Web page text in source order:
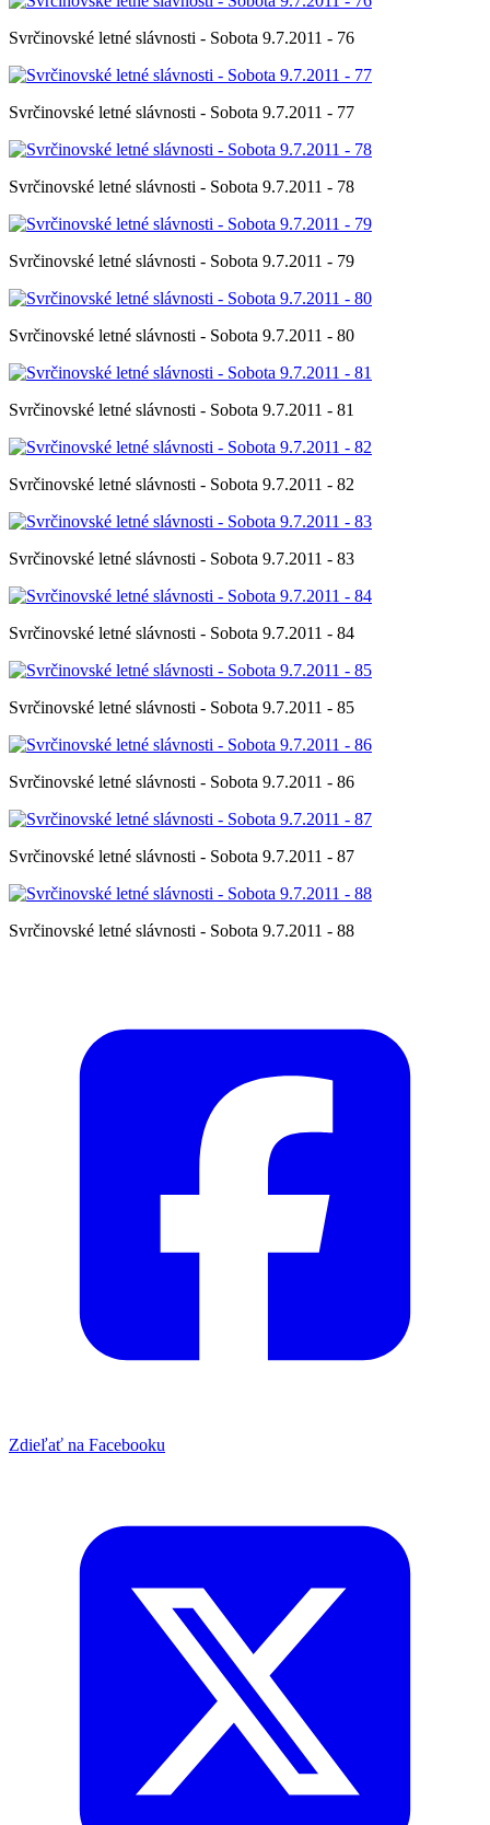
Svrčinovské letné slávnosti - Sobota 9.7.2011 - 76
Svrčinovské letné slávnosti - Sobota 9.7.2011 - 77
Svrčinovské letné slávnosti - Sobota 9.7.2011 - 78
Svrčinovské letné slávnosti - Sobota 9.7.2011 - 79
Svrčinovské letné slávnosti - Sobota 9.7.2011 - 80
Svrčinovské letné slávnosti - Sobota 9.7.2011 - 81
Svrčinovské letné slávnosti - Sobota 9.7.2011 - 82
Svrčinovské letné slávnosti - Sobota 9.7.2011 - 83
Svrčinovské letné slávnosti - Sobota 9.7.2011 - 84
Svrčinovské letné slávnosti - Sobota 9.7.2011 - 85
Svrčinovské letné slávnosti - Sobota 9.7.2011 - 86
Svrčinovské letné slávnosti - Sobota 9.7.2011 - 87
Svrčinovské letné slávnosti - Sobota 9.7.2011 - 88
Zdieľať na Facebooku